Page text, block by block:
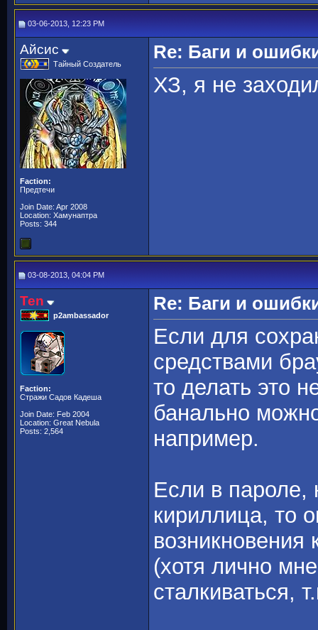
03-06-2013, 12:23 PM
Айсис
Тайный Создатель
Faction:
Предтечи
Join Date: Apr 2008
Location: Хамунаптра
Posts: 344
Re: Баги и
ХЗ, я не
03-08-2013, 04:04 PM
Ten
p2ambassador
Faction:
Стражи Садов Кадеша
Join Date: Feb 2004
Location: Great Nebula
Posts: 2,564
Re: Баги и
Если для
средствами
то делать это
банально
например.
Если в пароле,
кириллица, то
возникновения
(хотя лично
сталкиваться,